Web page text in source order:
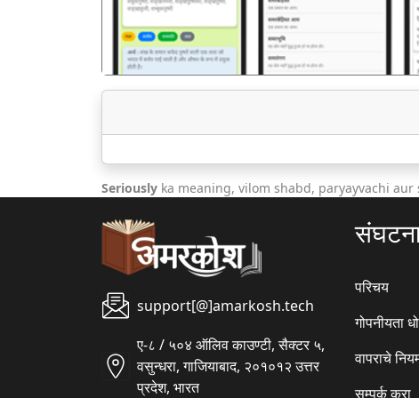
Seriously ka meaning, vilom shabd, paryayvachi
support[@]amarkosh.tech
ए-८ / ५०४ ऑलिव काउण्टी, सैक्टर ५,
वसुन्धरा, गाजियाबाद, २०१०१२ उत्तर
प्रदेश, भारत
परिचय
गोपनीयता
वापराचे
सम्पर्क करा